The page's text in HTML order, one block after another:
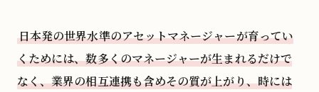
日本発の世界水準のアセットマネージャーが育ってい
くためには、数多くのマネージャーが生まれるだけで
なく、業界の相互連携も含めその質が上がり、時には